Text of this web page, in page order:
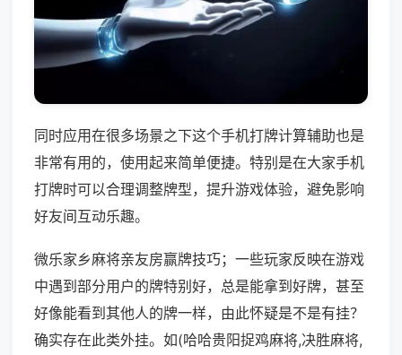
同时应用在很多场景之下这个手机打牌计算辅助也是
非常有用的，使用起来简单便捷。特别是在大家手机
打牌时可以合理调整牌型，提升游戏体验，避免影响
好友间互动乐趣。
微乐家乡麻将亲友房赢牌技巧；一些玩家反映在游戏
中遇到部分用户的牌特别好，总是能拿到好牌，甚至
好像能看到其他人的牌一样，由此怀疑是不是有挂？
确实存在此类外挂。如(哈哈贵阳捉鸡麻将,决胜麻将,